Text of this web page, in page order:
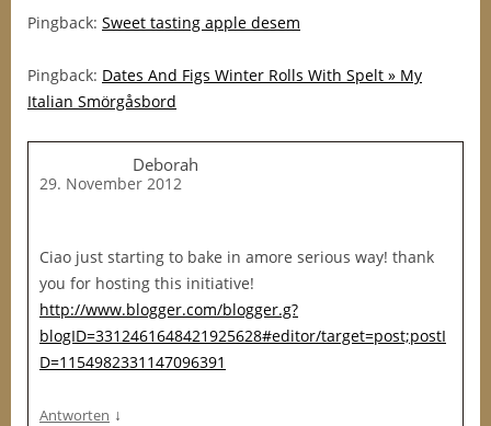
Pingback: Sweet tasting apple desem
Pingback: Dates And Figs Winter Rolls With Spelt » My
Italian Smörgåsbord
Deborah
29. November 2012
Ciao just starting to bake in amore serious way! thank
you for hosting this initiative!
http://www.blogger.com/blogger.g?
blogID=3312461648421925628#editor/target=post;postI
D=1154982331147096391
Antworten ↓